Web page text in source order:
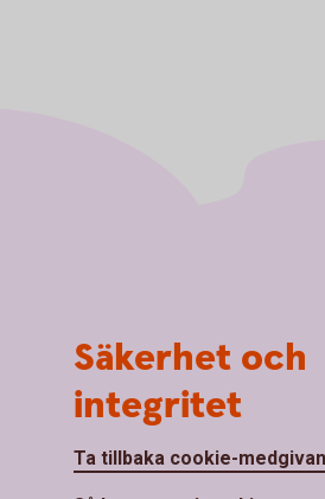
Säkerhet och
integritet
Ta tillbaka cookie-